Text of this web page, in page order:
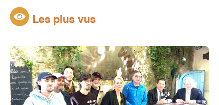
Les plus vus